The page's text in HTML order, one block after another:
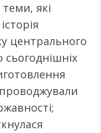
які
центрального
сьогоднішніх